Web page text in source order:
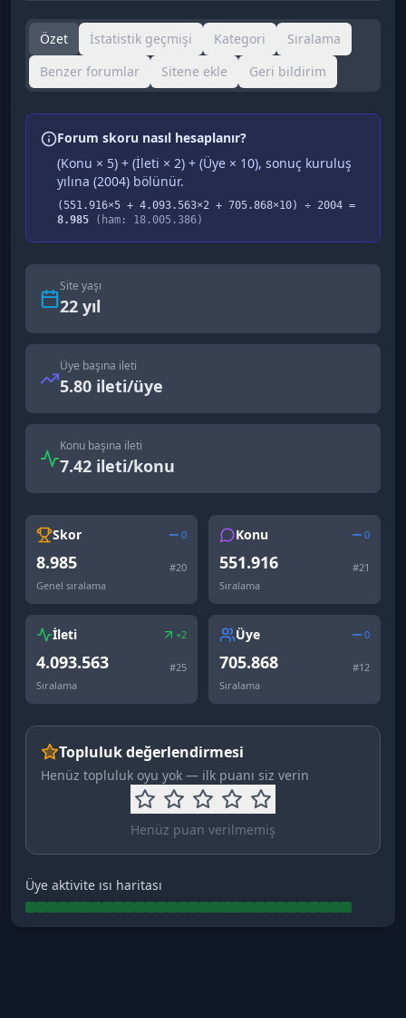
Özet İstatistik geçmişi Kategori
Sıralama
Benzer forumlar
Sitene ekle Geri bildirim
Forum skoru nasıl hesaplanır?
(Konu × 5) + (İleti × 2) + (Üye × 10), sonuç kuruluş
yılına (2004) bölünür.
(551.916×5 + 4.093.563×2 + 705.868×10) ÷ 2004 =
8.985 (ham: 18.005.386)
Site yaşı
22 yıl
Üye başına ileti
5.80 ileti/üye
Konu başına ileti
7.42 ileti/konu
Skor 0
8.985 #20
Genel sıralama
Konu 0
551.916 #21
Sıralama
İleti +2
4.093.563 #25
Sıralama
Üye 0
705.868 #12
Sıralama
Topluluk değerlendirmesi
Henüz topluluk oyu yok — ilk puanı siz verin
Henüz puan verilmemiş
Üye aktivite ısı haritası